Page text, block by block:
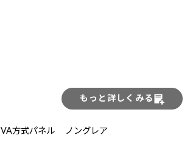
もっと詳しくみる
VA方式パネル ノングレア